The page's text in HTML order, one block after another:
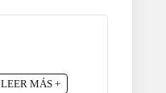
LEER MÁS +